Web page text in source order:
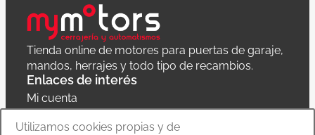
Tienda online de motores para puertas de garaje,
mandos, herrajes y todo tipo de recambios.
Enlaces de interés
Mi cuenta
Política de privacidad
Utilizamos cookies propias y de